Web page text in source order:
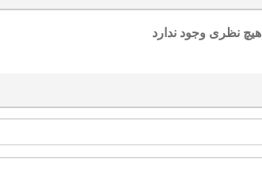
هیچ نظری وجود ندارد